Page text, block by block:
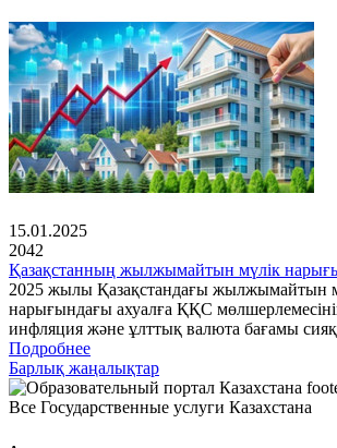
15.01.2025
2042
Қазақстанның жылжымайтын мүлік
2025 жылы Қазақстандағы жылжымайтын
нарығындағы ахуалға ҚҚС
инфляция және ұлттық валюта бағамы
Подробнее
Барлық жаңалықтар
Все Государственные услуги Казахстана